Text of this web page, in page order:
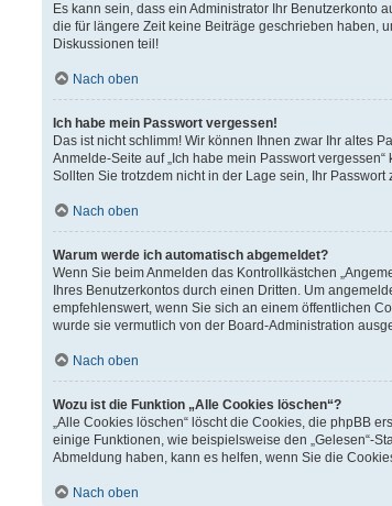
Es kann sein, dass ein Administrator Ihr Benutzerkonto
die für längere Zeit keine Beiträge geschrieben haben,
Diskussionen teil!
Nach oben
Ich habe mein Passwort vergessen!
Das ist nicht schlimm! Wir können Ihnen zwar Ihr altes
Anmelde-Seite auf „Ich habe mein Passwort
Sollten Sie trotzdem nicht in der Lage sein, Ihr
Nach oben
Warum werde ich automatisch abgemeldet?
Wenn Sie beim Anmelden das Kontrollkästchen
Ihres Benutzerkontos durch einen Dritten. Um
empfehlenswert, wenn Sie sich an einem öffentlichen
wurde sie vermutlich von der Board-Administration
Nach oben
Wozu ist die Funktion „Alle Cookies löschen“?
„Alle Cookies löschen“ löscht die Cookies, die phpBB
einige Funktionen, wie beispielsweise den „Gelesen“-
Abmeldung haben, kann es helfen, wenn Sie die
Nach oben